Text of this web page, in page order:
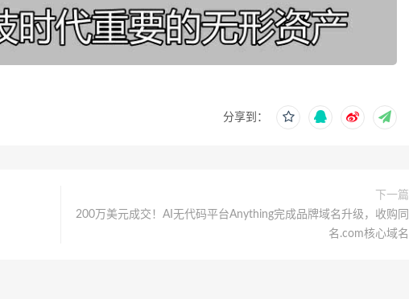
分享到：
下一篇
200万美元成交！AI无代码平台Anything完成品牌域名升级，收购同
名.com核心域名